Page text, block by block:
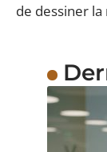
de dessiner